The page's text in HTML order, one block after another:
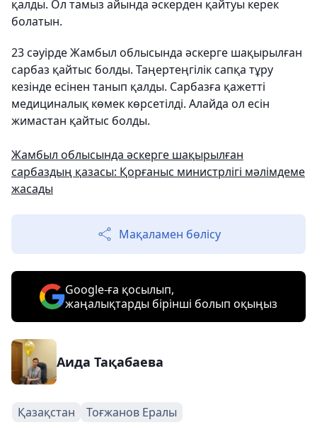
қалды. Ол тамыз айында әскерден қайтуы керек
болатын.
23 сәуірде Жамбыл облысында әскерге шақырылған
сарбаз қайтыс болды. Таңертеңгілік сапқа тұру
кезінде есінен танып қалды. Сарбазға қажетті
медициналық көмек көрсетілді. Алайда ол есін
жимастан қайтыс болды.
Жамбыл облысында әскерге шақырылған
сарбаздың қазасы: Қорғаныс министрлігі мәлімдеме
жасады
Мақаламен бөлісу
Google-ға қосылып,
жаңалықтарды бірінші болып оқыңыз
Аида Тақабаева
Қазақстан Тоғжанов Ералы